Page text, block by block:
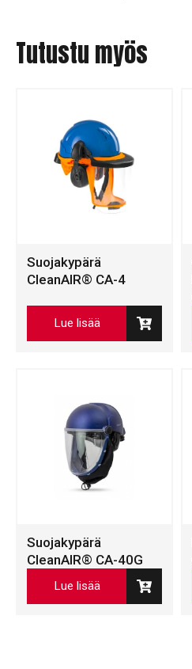
Tutustu myös
Suojakypärä
CleanAIR® CA-4
Lue lisää
Suojakypärä
CleanAIR® CA-40G
Lue lisää